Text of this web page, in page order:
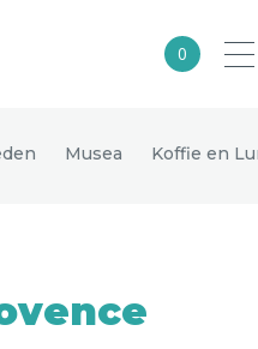
0
Musea Koffie en